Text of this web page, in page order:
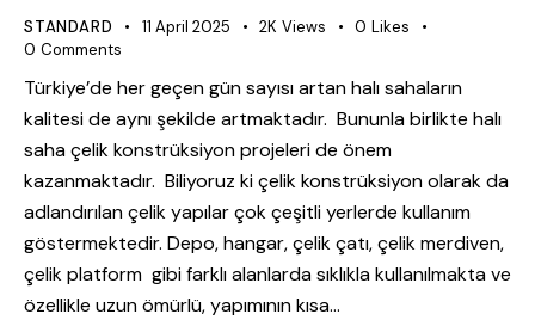
STANDARD 11 April 2025 2K Views 0 Likes
0 Comments
Türkiye’de her geçen gün sayısı artan halı sahaların
kalitesi de aynı şekilde artmaktadır. Bununla birlikte halı
saha çelik konstrüksiyon projeleri de önem
kazanmaktadır. Biliyoruz ki çelik konstrüksiyon olarak da
adlandırılan çelik yapılar çok çeşitli yerlerde kullanım
göstermektedir. Depo, hangar, çelik çatı, çelik merdiven,
çelik platform gibi farklı alanlarda sıklıkla kullanılmakta ve
özellikle uzun ömürlü, yapımının kısa…